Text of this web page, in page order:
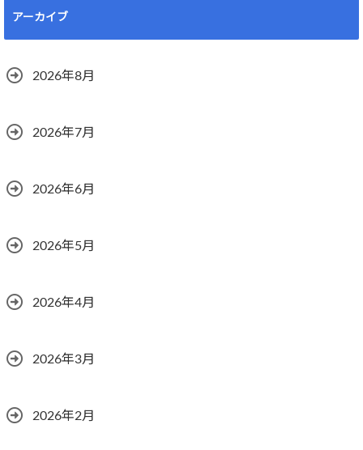
アーカイブ
2026年8月
2026年7月
2026年6月
2026年5月
2026年4月
2026年3月
2026年2月